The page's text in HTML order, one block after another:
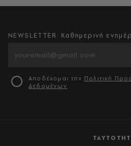
NEWSLETTER: Καθημερινή
Αποδέχομαι την Πολιτική
Δεδομένων